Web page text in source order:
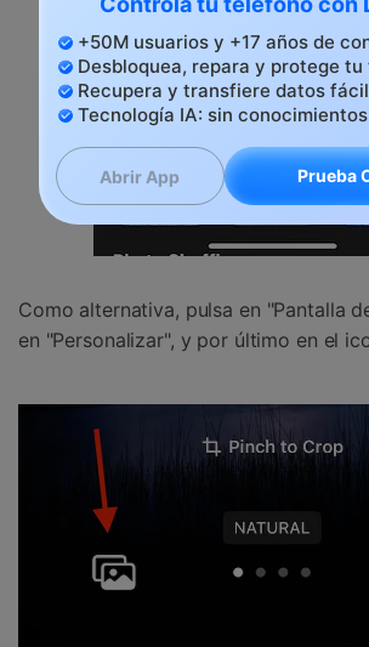
Como alternativa, pulsa en "Pantalla
en "Personalizar", y por último en el
+50M usuarios y +17 años de
Desbloquea, repara y protege
Recupera y transfiere datos
Tecnología IA: sin
Abrir App Prueba